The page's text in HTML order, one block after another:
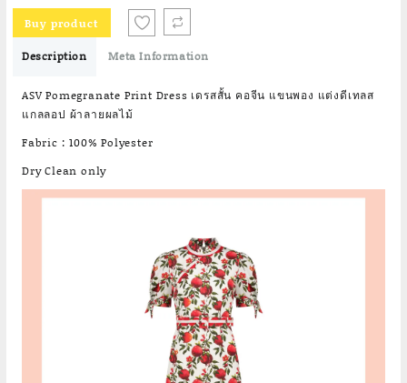
was:
฿6,690.00.
Buy product
Description Meta Information
ASV Pomegranate Print Dress เดรสสั้น คอจีน แขนพอง แต่งดีเทลส
แกลลอป ผ้าลายผลไม้
Fabric : 100% Polyester
Dry Clean only